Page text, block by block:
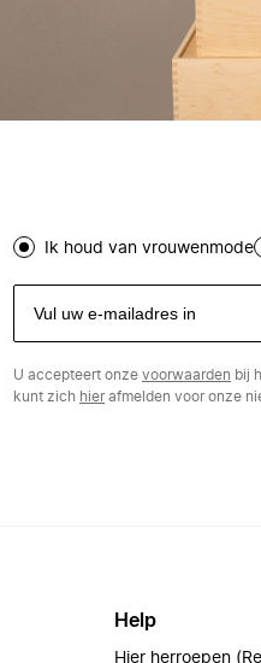
Ik houd van vrouwenmode
U accepteert onze voorwaarden bij
kunt zich hierafmelden voor onze
Help
Hier herroepen